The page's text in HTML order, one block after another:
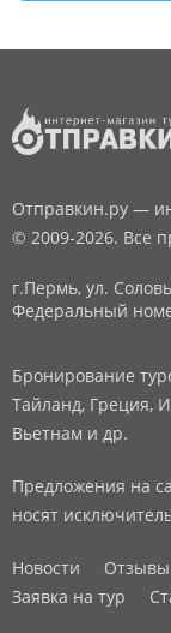
Отправкин.ру —
© 2009-2026. Все
г.Пермь, ул.
Федеральный
Бронирование
Тайланд, Греция,
Вьетнам и др.
Предложения на
носят
Новости Отзывы
Заявка на тур